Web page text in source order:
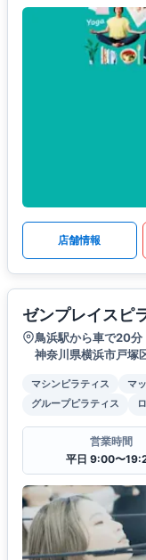
店舗情報
ゼンプレイスピ
鳥浜駅から車で20分
神奈川県横浜市戸
マシンピラティス マ
グループピラティス
営業時間
平日 9:00〜